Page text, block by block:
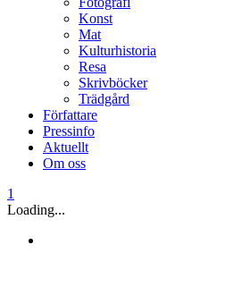
Konst
Mat
Kulturhistoria
Resa
Skrivböcker
Trädgård
Författare
Pressinfo
Aktuellt
Om oss
1
Loading...